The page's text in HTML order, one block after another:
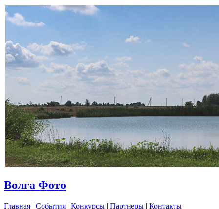
Волга Фото
Главная | События | Конкурсы | Партнеры | Контакты